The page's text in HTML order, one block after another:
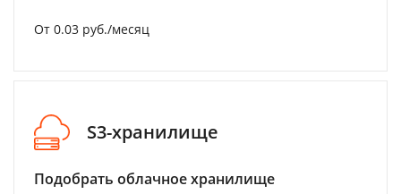
От 0.03 руб./месяц
S3-хранилище
Подобрать облачное хранилище